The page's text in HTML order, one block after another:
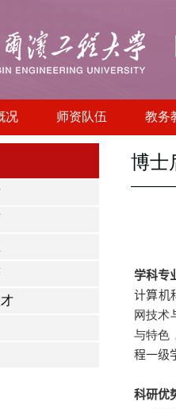
况 师资队伍 教务
博士
学科专
计算机
网技术
与特色
程一级
科研优